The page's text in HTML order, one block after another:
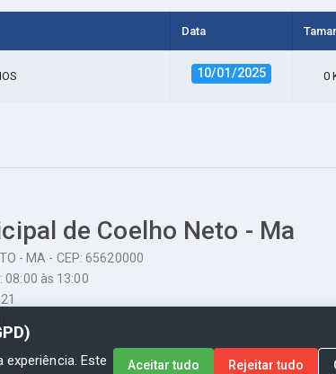
Data
10/01/2025 0
de Coelho Neto - Ma
- MA - CEP: 65620000
às 13:00
Este
Aceitar tudo Rejeitar tudo